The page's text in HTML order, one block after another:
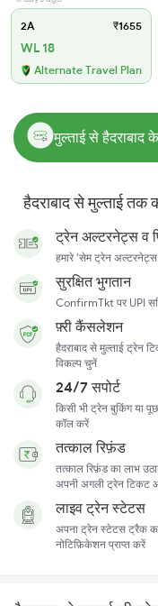
2A ₹1655
WL 18
Alternate Travel Plan
मुल्ताई से हैदराबाद
हैदराबाद से मुल्ताई
ट्रेन अल्टरनेट्स व
हमारे 'सेम ट्रेन अल्टरनेट्स
सुरक्षित भुगतान
ConfirmTkt पर UPI
फ़्री कैंसलेशन
हैदराबाद से मुल्ताई ट्रेन
विकल्प चुनें
24/7 सपोर्ट
किसी भी ट्रेन बुकिंग या
कॉल करें
तत्काल रिफ़ंड
तत्काल रिफ़ंड का लाभ
अपनी अगली ट्रेन टिकट
लाइव ट्रेन स्टेटस
अपना ट्रेन स्टेटस ट्रैक
नोटिफ़िकेशन प्राप्त करें